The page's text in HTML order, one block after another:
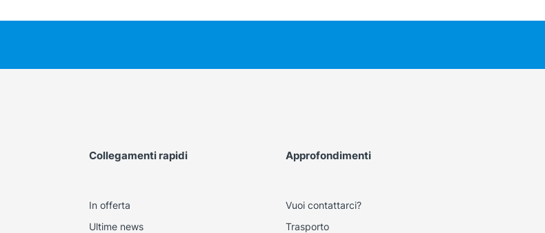
Collegamenti rapidi
In offerta
Ultime news
Approfondimenti
Vuoi contattarci?
Trasporto